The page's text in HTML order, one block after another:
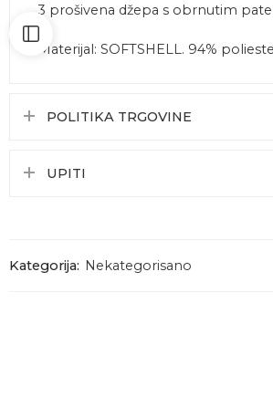
3 prošivena džepa s obrnutim
Materijal: SOFTSHELL. 94%
POLITIKA TRGOVINE
UPITI
Kategorija: Nekategorisano